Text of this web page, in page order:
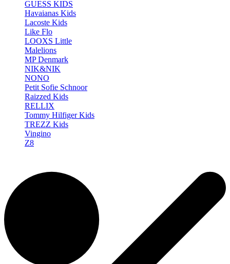
GUESS KIDS
Havaianas Kids
Lacoste Kids
Like Flo
LOOXS Little
Malelions
MP Denmark
NIK&NIK
NONO
Petit Sofie Schnoor
Raizzed Kids
RELLIX
Tommy Hilfiger Kids
TREZZ Kids
Vingino
Z8